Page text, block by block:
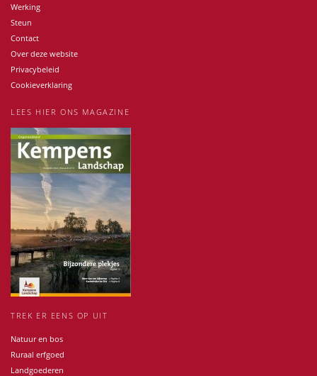
Werking
Steun
Contact
Over deze website
Privacybeleid
Cookieverklaring
LEES HIER ONS MAGAZINE
TREK ER EENS OP UIT
Natuur en bos
Ruraal erfgoed
Landgoederen